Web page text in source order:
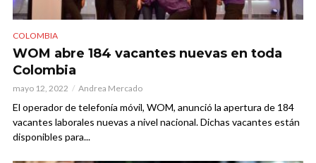
COLOMBIA
WOM abre 184 vacantes nuevas en toda
Colombia
mayo 12, 2022 Andrea Mercado
El operador de telefonía móvil, WOM, anunció la apertura de 184
vacantes laborales nuevas a nivel nacional. Dichas vacantes están
disponibles para...